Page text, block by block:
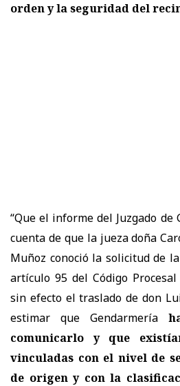
orden y la seguridad del
“Que el informe del Juzgado de
cuenta de que la jueza doña
Muñoz conoció la solicitud de
artículo 95 del Código
sin efecto el traslado de don
estimar que Gendarmería
comunicarlo y que
vinculadas con el nivel de
de origen y con la